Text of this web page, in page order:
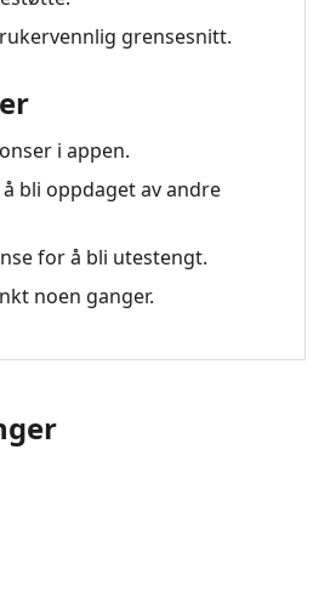
grensesnitt.
i appen.
bli oppdaget av andre
for å bli utestengt.
noen ganger.